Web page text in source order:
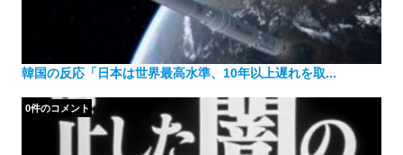
韓国の反応「日本は世界最高水準、10年以上遅れを取...
0件のコメント